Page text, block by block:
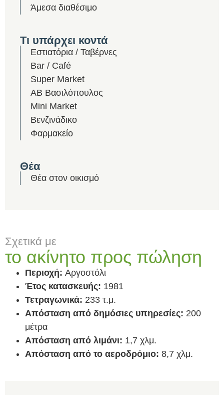
Άμεσα διαθέσιμο
Τι υπάρχει κοντά
Εστιατόρια / Ταβέρνες
Bar / Café
Super Market
ΑΒ Βασιλόπουλος
Mini Market
Βενζινάδικο
Φαρμακείο
Θέα
Θέα στον οικισμό
Σχετικά με
το ακίνητο προς πώληση
Περιοχή: Αργοστόλι
Έτος κατασκευής: 1981
Τετραγωνικά: 233 τ.μ.
Απόσταση από δημόσιες υπηρεσίες: 200
μέτρα
Απόσταση από λιμάνι: 1,7 χλμ.
Απόσταση από το αεροδρόμιο: 8,7 χλμ.